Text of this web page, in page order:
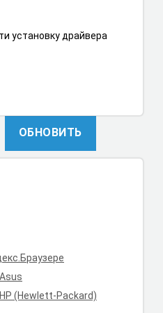
установку драйвера
ОБНОВИТЬ
(Hewlett-Packard)